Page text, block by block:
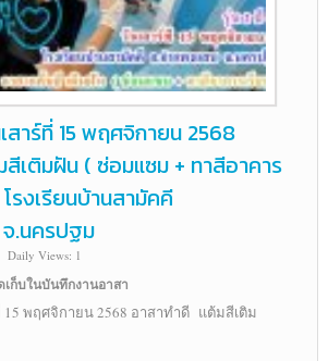
สาร์ที่ 15 พฤศจิกายน 2568
เติมฝัน ( ซ่อมแซม + ทาสีอาคาร
รงเรียนบ้านสามัคคี
.นครปฐม
Daily Views: 1
เก็บในบันทึกงานอาสา
15 พฤศจิกายน 2568 อาสาทำดี แต้มสีเติม